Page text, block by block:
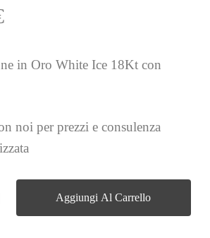
in Oro White Ice 18Kt con
noi per prezzi e consulenza
Aggiungi Al Carrello